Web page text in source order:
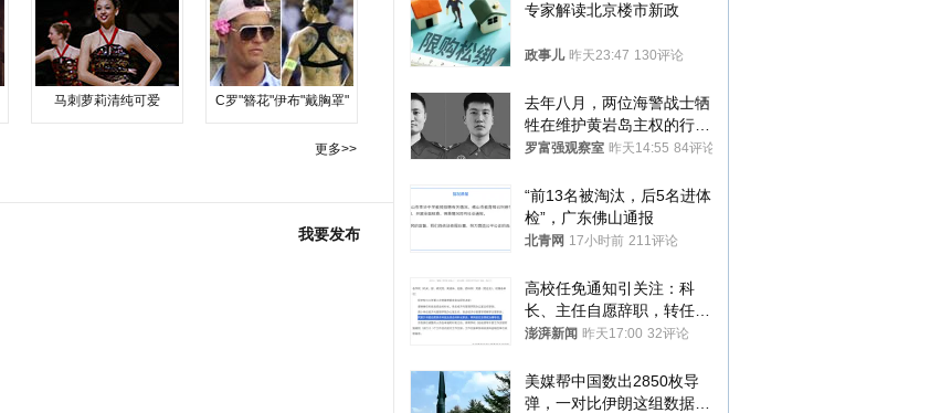
马刺萝莉清纯可爱 C罗"簪花"伊布"戴胸罩"
更多>>
我要发布
专家解读北京楼市新政
政事儿 昨天23:47 130评论
去年八月，两位海警战士牺
牲在维护黄岩岛主权的行动
中
罗富强观察室 昨天14:55 84评论
“前13名被淘汰，后5名进体
检”，广东佛山通报
北青网 17小时前 211评论
高校任免通知引关注：科
长、主任自愿辞职，转任思
政辅导员
澎湃新闻 昨天17:00 32评论
美媒帮中国数出2850枚导
弹，一对比伊朗这组数据，